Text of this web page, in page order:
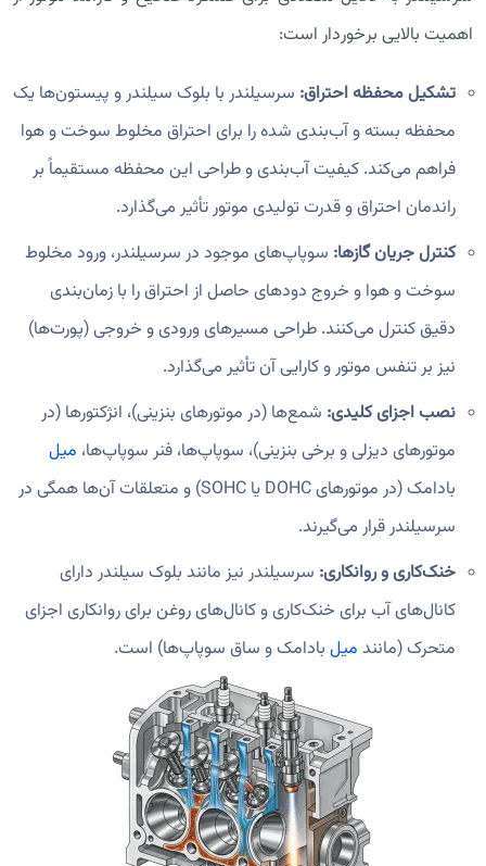
اهمیت بالایی برخوردار است:
تشکیل محفظه احتراق: سرسیلندر با بلوک سیلندر و پیستون‌ها یک
محفظه بسته و آب‌بندی شده را برای احتراق مخلوط سوخت و هوا
فراهم می‌کند. کیفیت آب‌بندی و طراحی این محفظه مستقیماً بر
راندمان احتراق و قدرت تولیدی موتور تأثیر می‌گذارد.
کنترل جریان گازها: سوپاپ‌های موجود در سرسیلندر، ورود مخلوط
سوخت و هوا و خروج دودهای حاصل از احتراق را با زمان‌بندی
دقیق کنترل می‌کنند. طراحی مسیرهای ورودی و خروجی (پورت‌ها)
نیز بر تنفس موتور و کارایی آن تأثیر می‌گذارد.
نصب اجزای کلیدی: شمع‌ها (در موتورهای بنزینی)، انژکتورها (در
موتورهای دیزلی و برخی بنزینی)، سوپاپ‌ها، فنر سوپاپ‌ها، میل
بادامک (در موتورهای DOHC یا SOHC) و متعلقات آن‌ها همگی در
سرسیلندر قرار می‌گیرند.
خنک‌کاری و روانکاری: سرسیلندر نیز مانند بلوک سیلندر دارای
کانال‌های آب برای خنک‌کاری و کانال‌های روغن برای روانکاری اجزای
متحرک (مانند میل بادامک و ساق سوپاپ‌ها) است.